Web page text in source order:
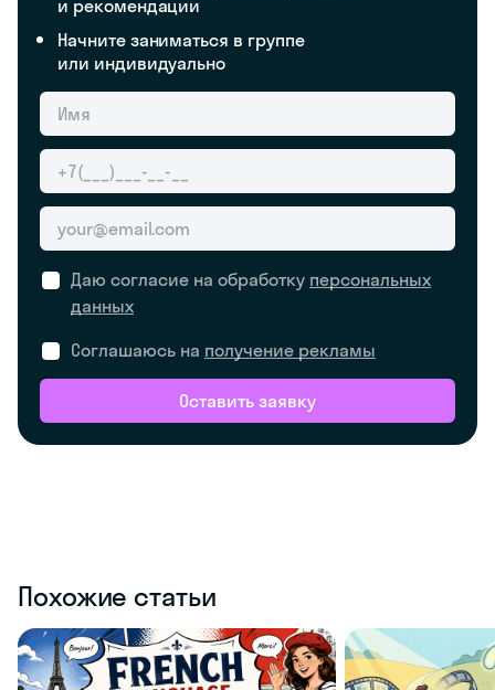
и рекомендации
Начните заниматься в группе
или индивидуально
Даю согласие на обработку персональных
данных
Соглашаюсь на получение рекламы
Оставить заявку
Похожие статьи